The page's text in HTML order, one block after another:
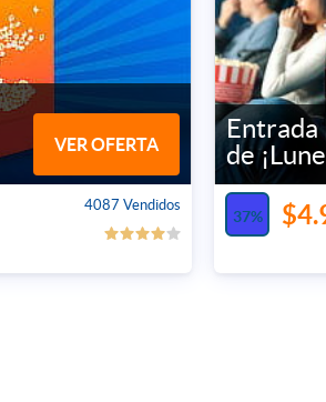
VER OFERTA
4087 Vendidos
Entrada
de
37%